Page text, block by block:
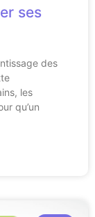
ses
des
les
qu’un